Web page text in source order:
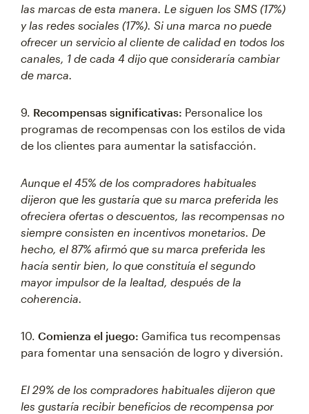
las marcas de esta manera. Le siguen los SMS (17%)
y las redes sociales (17%). Si una marca no puede
ofrecer un servicio al cliente de calidad en todos los
canales, 1 de cada 4 dijo que consideraría cambiar
de marca.
9. Recompensas significativas: Personalice los
programas de recompensas con los estilos de vida
de los clientes para aumentar la satisfacción.
Aunque el 45% de los compradores habituales
dijeron que les gustaría que su marca preferida les
ofreciera ofertas o descuentos, las recompensas no
siempre consisten en incentivos monetarios. De
hecho, el 87% afirmó que su marca preferida les
hacía sentir bien, lo que constituía el segundo
mayor impulsor de la lealtad, después de la
coherencia.
10. Comienza el juego: Gamifica tus recompensas
para fomentar una sensación de logro y diversión.
El 29% de los compradores habituales dijeron que
les gustaría recibir beneficios de recompensa por